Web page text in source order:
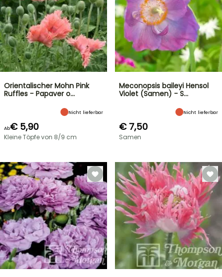
Orientalischer Mohn Pink
Ruffles - Papaver o…
Nicht lieferbar
Ab€ 5,90
Kleine Töpfe von 8/9 cm
Meconopsis baileyi Hensol
Violet (Samen) - S…
Nicht lieferbar
€ 7,50
Samen